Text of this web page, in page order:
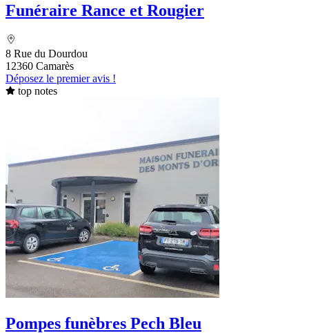
Funéraire Rance et Rougier
8 Rue du Dourdou
12360 Camarès
Déposez le premier avis !
top notes
Pompes funèbres Pech Bleu